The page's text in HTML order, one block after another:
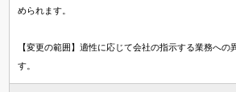
められます。
【変更の範囲】適性に応じて会社の指示する業務への
す。